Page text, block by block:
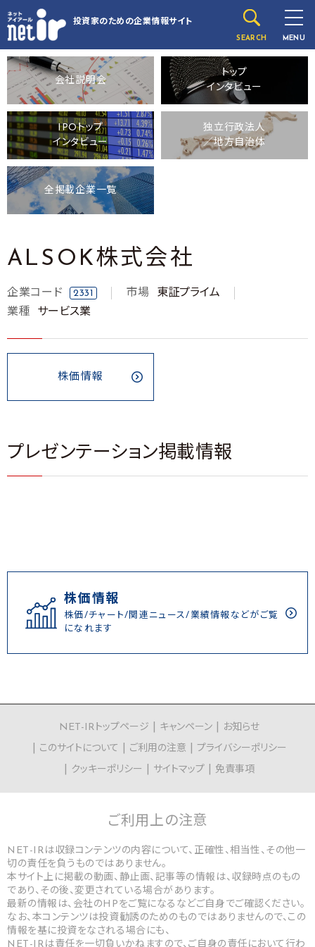
投資家のための企業情報サイト
SEARCH MENU
会社説明会
トップ
インタビュー
IPOトップ
インタビュー
独立行政法人
／地方自治体
全掲載企業一覧
ALSOK株式会社
企業コード 2331 市場
東証プライム
業種
サービス業
株価情報
プレゼンテーション掲載情報
株価情報
株価/チャート/関連ニュース/業績情報などがご覧
になれます
NET-IRトップページ キャンペーン
お知らせ
このサイトについて
ご利用の注意
プライバシーポリシー
クッキーポリシー
サイトマップ 免責事項
ご利用上の注意
NET-IRは収録コンテンツの内容について、正確性、相当性、その他一
切の責任を負うものではありません。
本サイト上に掲載の動画、静止画、記事等の情報は、収録時点のもの
であり、その後、変更されている場合があります。
最新の情報は、会社のHPをご覧になるなどご自身でご確認ください。
なお、本コンテンツは投資勧誘のためのものではありませんので、この
情報を基に投資をなされる場合にも、
NET-IRは責任を一切負いかねますので、ご自身の責任において行わ